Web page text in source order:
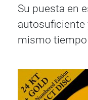
Su puesta en
autosuficiente
mismo tiempo